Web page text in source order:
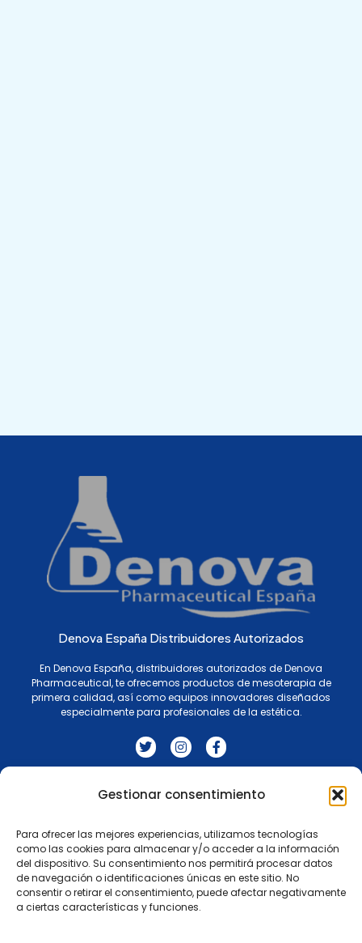
Gestionar consentimiento
Para ofrecer las mejores experiencias, utilizamos tecnologías
como las cookies para almacenar y/o acceder a la información
del dispositivo. Su consentimiento nos permitirá procesar datos
de navegación o identificaciones únicas en este sitio. No
consentir o retirar el consentimiento, puede afectar negativamente
a ciertas características y funciones.
Denova España Distribuidores Autorizados
En Denova España, distribuidores autorizados de Denova
Pharmaceutical, te ofrecemos productos de mesoterapia de
primera calidad, así como equipos innovadores diseñados
especialmente para profesionales de la estética.
T
w
i
t
I
n
s
a
a
m
F
a
c
b
k
-
f
AgendaAMYET IA ProductosContactos
Suscríbete A Nuestro Boletín